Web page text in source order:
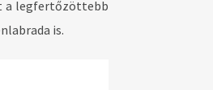
a legfertőzöttebb
is.